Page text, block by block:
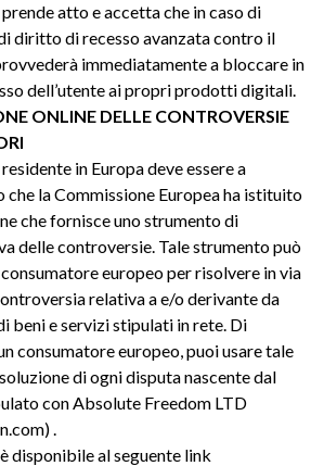
atto e accetta che in caso di
diritto di recesso avanzata contro il
immediatamente a bloccare in
dell’utente ai propri prodotti digitali.
ONLINE DELLE CONTROVERSIE
in Europa deve essere a
la Commissione Europea ha istituito
che fornisce uno strumento di
delle controversie. Tale strumento può
europeo per risolvere in via
relativa a e/o derivante da
beni e servizi stipulati in rete. Di
consumatore europeo, puoi usare tale
di ogni disputa nascente dal
con Absolute Freedom LTD
) .
disponibile al seguente link